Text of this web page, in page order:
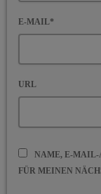
E-MAIL*
URL
NAME, E-MAIL-
FÜR MEINEN